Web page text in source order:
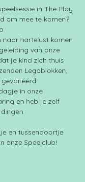
in The Play
om mee te komen?
hartelust komen
van onze
je kind zich thuis
Legoblokken,
in onze
en heb je zelf
en tussendoortje
onze Speelclub!